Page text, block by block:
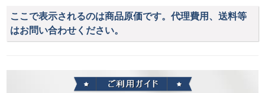
ここで表示されるのは商品原価です。代理費用、送料等
はお問い合わせください。